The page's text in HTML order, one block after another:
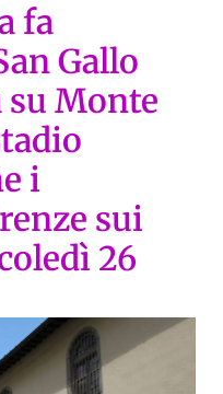
fa
Gallo
Monte
i
sui
26